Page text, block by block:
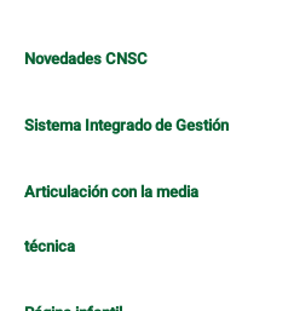
Novedades CNSC
Sistema Integrado de Gestión
Articulación con la media
técnica